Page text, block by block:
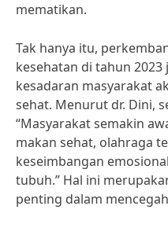
mematikan.
Tak hanya itu,
kesehatan di tahun
kesadaran masyarakat
sehat. Menurut dr. Dini,
“Masyarakat semakin
makan sehat, olahraga
keseimbangan
tubuh.” Hal ini
penting dalam